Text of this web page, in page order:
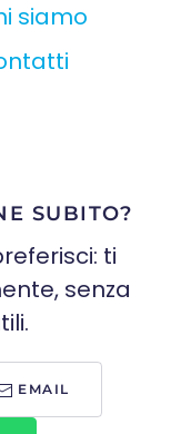
siamo
SUBITO?
ti
senza
EMAIL